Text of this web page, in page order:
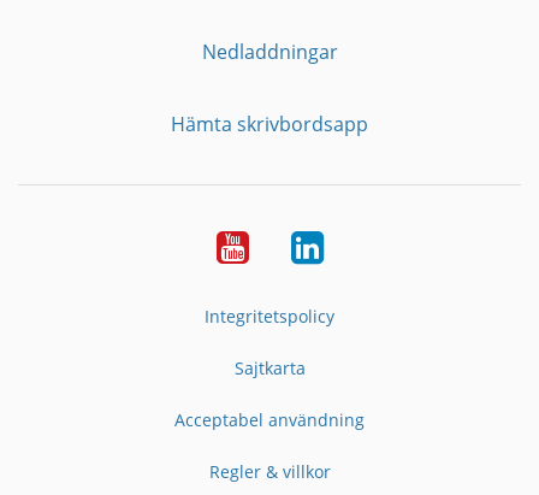
Nedladdningar
Hämta skrivbordsapp
YouTubeLinkedIn
Integritetspolicy
Sajtkarta
Acceptabel användning
Regler & villkor